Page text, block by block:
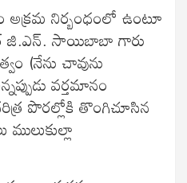
నిర్బంధంలో ఉంటూ
జి.ఎన్. సాయిబాబా గారు
(నేను చావును
వర్తమానం
పొరల్లోకి తొంగిచూసిన